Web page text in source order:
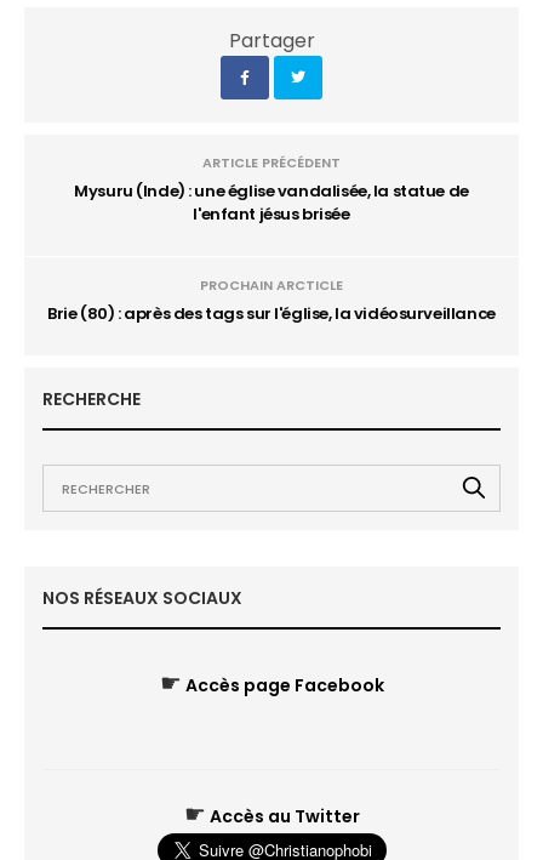
Partager
ARTICLE PRÉCÉDENT
Mysuru (Inde) : une église vandalisée, la statue de
l'enfant jésus brisée
PROCHAIN ARCTICLE
Brie (80) : après des tags sur l'église, la vidéosurveillance
RECHERCHE
NOS RÉSEAUX SOCIAUX
☛ Accès page Facebook
☛ Accès au Twitter